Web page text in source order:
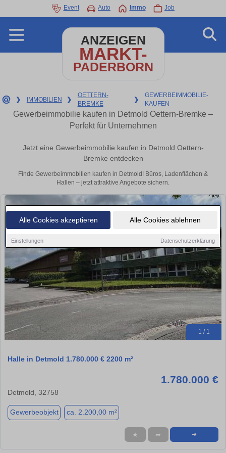
Alle Cookies akzeptieren Alle Cookies ablehnen
Einstellungen Datenschutzerklärung
Event Auto Immo Job
ANZEIGEN
MARKT-
PADERBORN
❯ IMMOBILIEN ❯
OETTERN-
BREMKE
❯
GEWERBEIMMOBILIE-
KAUFEN
Gewerbeimmobilie kaufen in Detmold Oettern-Bremke –
Perfekt für Unternehmen
Jetzt eine Gewerbeimmobilie kaufen in Detmold Oettern-
Bremke entdecken
Finde Gewerbeimmobilien kaufen in Detmold! Büros, Ladenflächen &
Hallen – jetzt attraktive Angebote sichern.
1 / 1
Halle in Detmold 1.780.000 € 2200 m²
1.780.000 €
Detmold, 32758
Gewerbeobjekt ca. 2.200,00 m²
★ ➦ ➜